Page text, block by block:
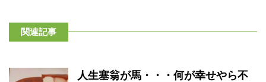
関連記事
人生塞翁が馬・・・何が幸せやら不